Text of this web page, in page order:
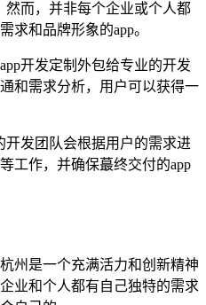
然而，并非每个企业或个人都
求和品牌形象的app。
开发定制外包给专业的开发
和需求分析，用户可以获得一
开发团队会根据用户的需求进
工作，并确保蕞终交付的app
州是一个充满活力和创新精神
业和个人都有自己独特的需求